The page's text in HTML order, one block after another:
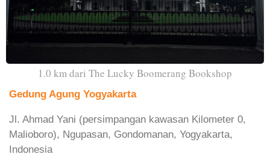
1.0 km dari The Lucky Boomerang Bookshop
Gedung Agung Yogyakarta
Jl. Ahmad Yani (persimpangan kawasan Kilometer 0,
Malioboro), Ngupasan, Gondomanan, Yogyakarta,
Indonesia